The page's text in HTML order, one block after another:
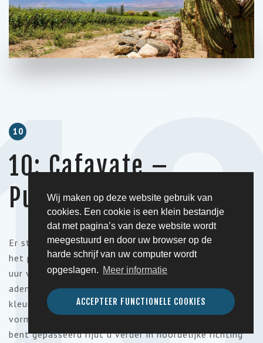
Wij maken op deze website gebruik van
cookies. Een cookie is een klein bestandje
dat met pagina’s van deze website wordt
meegestuurd en door uw browser op de
harde schrijf van uw computer wordt
opgeslagen. Meer informatie
ACCEPTEER FUNCTIONELE COOKIES
10
10: Cafayate –
Purmamarca
Er staat vandaag een lange maar mooie reisdag op
het programma. U verlaat Cafayate en rijdt in zo'n 6
uur via Salta naarPurmamarca. U passeert de
adembenemendeQuebrada de las Conchas. Een
kleurrijk schouwspel van grillige, door erosie in allerlei
vormen geslepen, roodgekleurde rotsen. Nadat u Salta
bent gepasseerd rijdt u verder in noordelijke richting